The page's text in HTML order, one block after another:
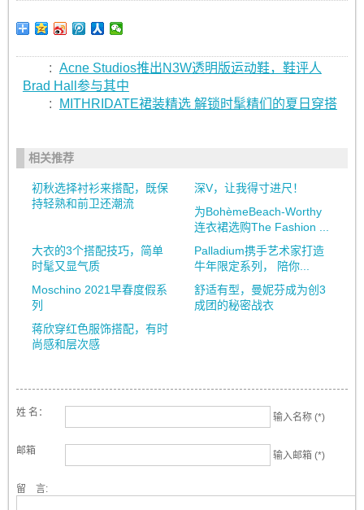
: Acne Studios推出N3W透明版运动鞋，鞋评人
Brad Hall参与其中
:
MITHRIDATE裙装精选 解锁时髦精们的夏日穿搭
相关推荐
初秋选择衬衫来搭配，既保
持轻熟和前卫还潮流
深V，让我得寸进尺！
为BohèmeBeach-Worthy
连衣裙选购The Fashion ...
大衣的3个搭配技巧，简单
时髦又显气质
Palladium携手艺术家打造
牛年限定系列， 陪你...
Moschino 2021早春度假系
列
舒适有型，曼妮芬成为创3
成团的秘密战衣
蒋欣穿红色服饰搭配，有时
尚感和层次感
姓 名： 输入名称 (*)
邮箱 输入邮箱 (*)
留 言: